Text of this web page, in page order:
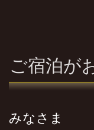
ご宿泊が
みなさま